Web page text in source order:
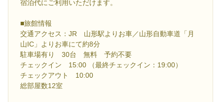
宿泊代にご利用いただけます。
■旅館情報
交通アクセス：JR 山形駅よりお車／山形自動車道「月
山IC」よりお車にて約8分
駐車場有り 30台 無料 予約不要
チェックイン 15:00 （最終チェックイン：19:00）
チェックアウト 10:00
総部屋数12室